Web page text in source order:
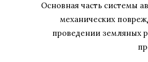
Основная часть системы
механических
проведении земляных